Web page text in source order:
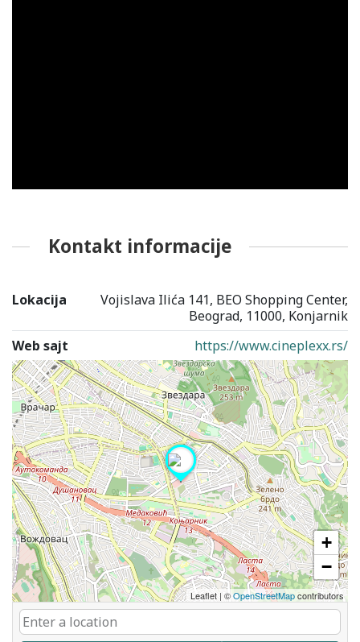
Kontakt informacije
Lokacija
Vojislava Ilića 141, BEO Shopping Center,
Beograd, 11000, Konjarnik
Web sajt
https://www.cineplexx.rs/
+
−
Leaflet| ©OpenStreetMapcontributors